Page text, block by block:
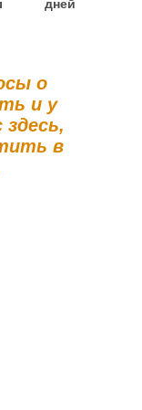
дней
о
и у
в